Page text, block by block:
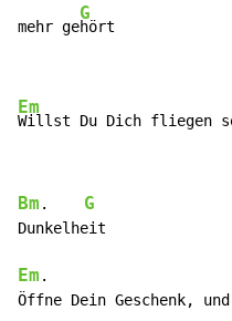
mehr ge
G
hört
Em
Willst Du Dich fliegen
Bm . G
Dunkelheit
Em
Öffne Dein Geschenk,